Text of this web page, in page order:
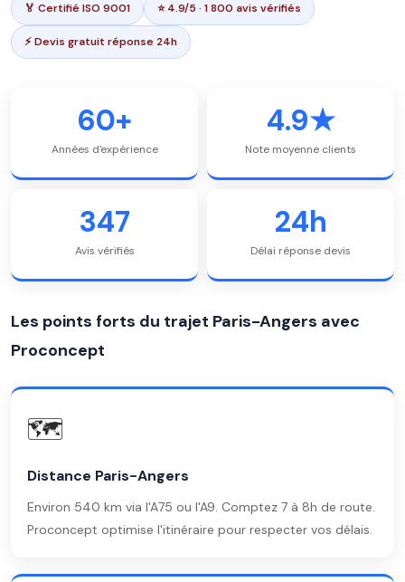
🏅 Certifié ISO 9001 ⭐ 4.9/5 · 1 800 avis vérifiés
⚡ Devis gratuit réponse 24h
60+
Années d'expérience
4.9★
Note moyenne clients
347
Avis vérifiés
24h
Délai réponse devis
Les points forts du trajet Paris-Angers avec
Proconcept
🗺️
Distance Paris-Angers
Environ 540 km via l'A75 ou l'A9. Comptez 7 à 8h de route.
Proconcept optimise l'itinéraire pour respecter vos délais.